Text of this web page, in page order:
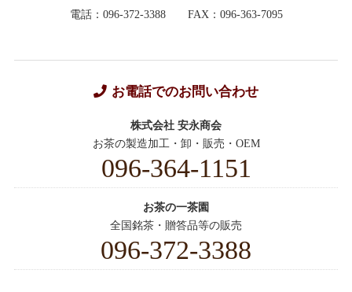
電話：096-372-3388
FAX：096-363-7095
お電話でのお問い合わせ
株式会社 安永商会
お茶の製造加工・卸・販売・OEM
096-364-1151
お茶の一茶園
全国銘茶・贈答品等の販売
096-372-3388